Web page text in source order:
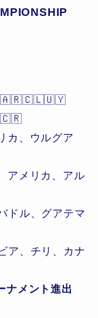
カ、ウルグア
アメリカ、アル
ドル、グアテマ
ア、チリ、カナ
ナメント進出